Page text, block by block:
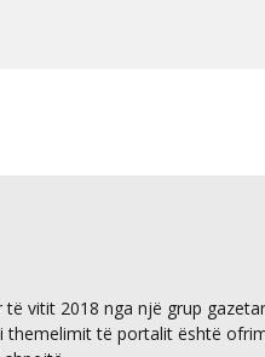
vitit 2018 nga një grup
të portalit është